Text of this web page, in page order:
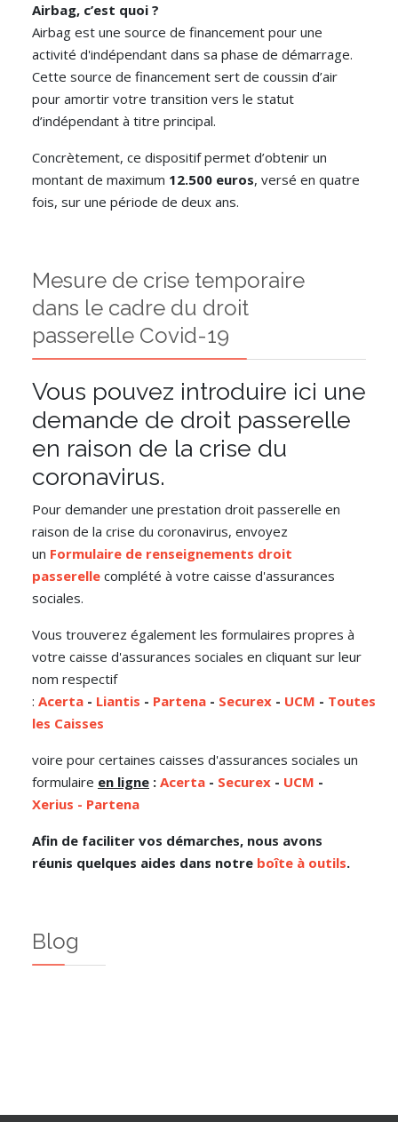
Airbag, c’est quoi ?
Airbag est une source de financement pour une
activité d'indépendant dans sa phase de démarrage.
Cette source de financement sert de coussin d’air
pour amortir votre transition vers le statut
d’indépendant à titre principal.
Concrètement, ce dispositif permet d’obtenir un
montant de maximum 12.500 euros, versé en quatre
fois, sur une période de deux ans.
Mesure de crise temporaire
dans le cadre du droit
passerelle Covid-19
Vous pouvez introduire ici une
demande de droit passerelle
en raison de la crise du
coronavirus.
Pour demander une prestation droit passerelle en
raison de la crise du coronavirus, envoyez
un Formulaire de renseignements droit
passerelle complété à votre caisse d'assurances
sociales.
Vous trouverez également les formulaires propres à
votre caisse d'assurances sociales en cliquant sur leur
nom respectif
: Acerta - Liantis - Partena - Securex - UCM - Toutes
les Caisses
voire pour certaines caisses d'assurances sociales un
formulaire en ligne : Acerta - Securex - UCM -
Xerius - Partena
Afin de faciliter vos démarches, nous avons
réunis quelques aides dans notre boîte à outils.
Blog